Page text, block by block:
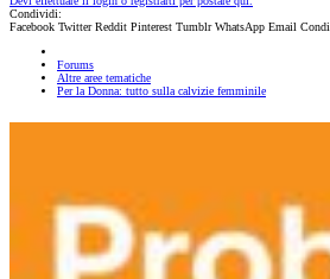
Condividi:
Facebook Twitter Reddit Pinterest Tumblr WhatsApp Email
Forums
Altre aree tematiche
Per la Donna: tutto sulla calvizie femminile